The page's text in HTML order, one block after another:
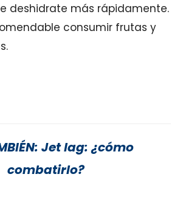
deshidrate más rápidamente.
consumir frutas y
Jet lag: ¿cómo
combatirlo?